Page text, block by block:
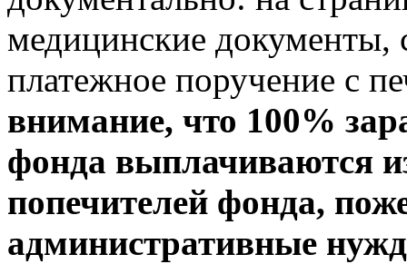
медицинские документы,
платежное поручение с
внимание, что 100%
фонда выплачиваются
попечителей фонда,
административные